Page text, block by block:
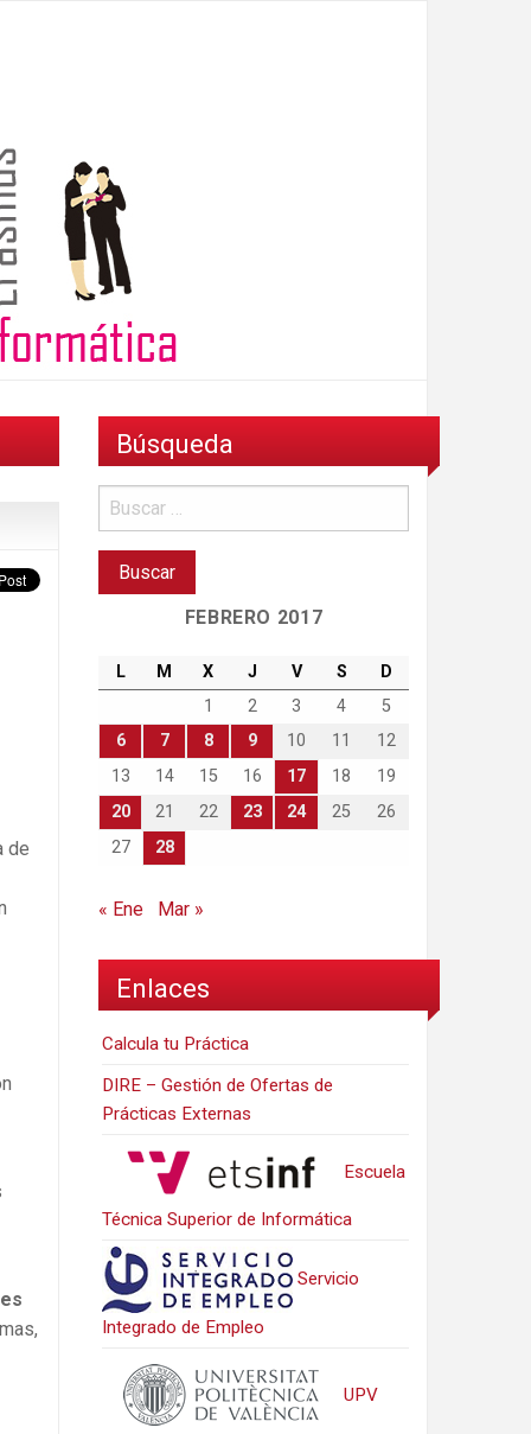
de
Búsqueda
FEBRERO 2017
L M X J V S
D
1
2 3 4
5
6
7 8 9 10 11
12
13
14 15 16 17 18
19
20
21 22 23 24 25
26
27
28
« Ene Mar »
Enlaces
Calcula tu Práctica
DIRE – Gestión de Ofertas de
Prácticas Externas
Escuela
Técnica Superior de Informática
Servicio
Integrado de Empleo
UPV